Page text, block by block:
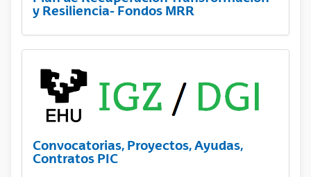
y Resiliencia- Fondos MRR
Convocatorias, Proyectos, Ayudas,
Contratos PIC